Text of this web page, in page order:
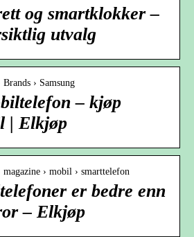
og smartklokker –
utvalg
› Samsung
– kjøp
| Elkjøp
› mobil › smarttelefon
er bedre enn
– Elkjøp